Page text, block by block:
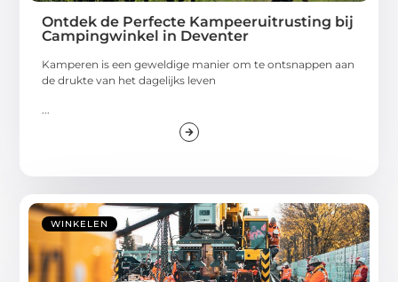
Ontdek de Perfecte Kampeeruitrusting bij
Campingwinkel in Deventer
Kamperen is een geweldige manier om te ontsnappen aan
de drukte van het dagelijks leven
WINKELEN